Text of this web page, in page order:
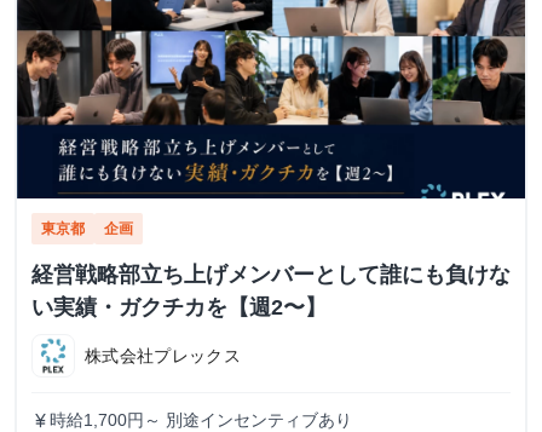
東京都 企画
経営戦略部立ち上げメンバーとして誰にも負けな
い実績・ガクチカを【週2〜】
株式会社プレックス
currency_yen 時給1,700円～ 別途インセンティブあり